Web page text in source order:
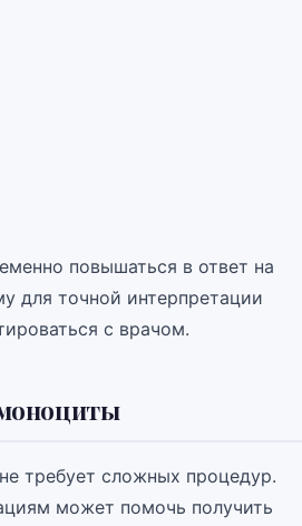
повышаться в ответ на
для точной интерпретации
с врачом.
требует сложных процедур.
может помочь получить